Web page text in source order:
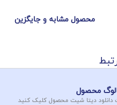
محصول مشابه و جایگزین
محصول
دیتا شیت محصول کلیک کنید